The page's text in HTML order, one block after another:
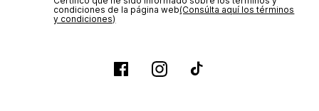
condiciones de la página web‎(Consúlta aquí los términos
y condiciones)